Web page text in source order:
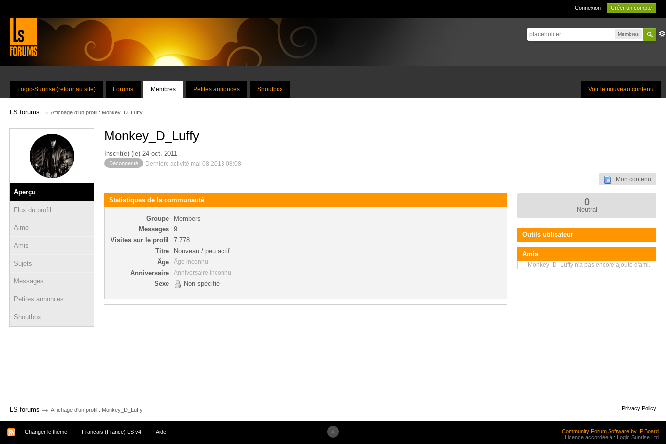
Connexion Créer un compte
Membres
Voir le nouveau contenu
Logic-Sunrise (retour au site) Forums Membres Petites annonces Shoutbox
LS forums → Affichage d'un profil : Monkey_D_Luffy
Aperçu
Flux du profil
Aime
Amis
Sujets
Messages
Petites annonces
Shoutbox
Monkey_D_Luffy
Inscrit(e) (le) 24 oct. 2011
Déconnecté Dernière activité mai 08 2013 08:08
Mon contenu
Statistiques de la communauté
Groupe
Members
Messages
9
Visites sur le profil
7 778
Titre
Nouveau / peu actif
Âge
Âge inconnu
Anniversaire Anniversaire inconnu
Sexe Non spécifié
0
Neutral
Outils utilisateur
Amis
Monkey_D_Luffy n'a pas encore ajouté d'ami.
LS forums → Affichage d'un profil : Monkey_D_Luffy Privacy Policy
Changer le thème Français (France) LS v4 Aide
Community Forum Software by IP.Board
Licence accordée à : Logic Sunrise Ltd